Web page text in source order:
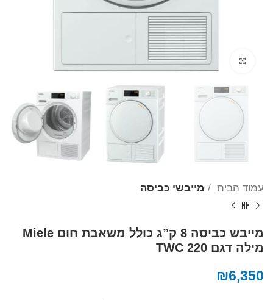
Click to enlarge
עמוד הבית מייבשי כביסה
מייבש כביסה 8 ק”ג כולל משאבת חום Miele
מילה דגם TWC 220
₪6,350